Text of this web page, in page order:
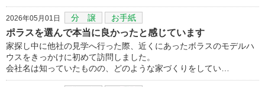
2026年05月01日 分 譲 お手紙
ポラスを選んで本当に良かったと感じています
家探し中に他社の見学へ行った際、近くにあったボラスのモデルハ
ウスをきっかけに初めて訪問しました。
会社名は知っていたものの、どのような家づくりをしてい…